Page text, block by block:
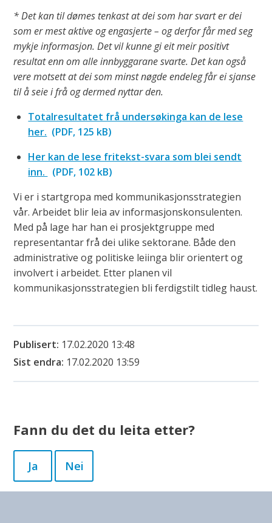
* Det kan til dømes tenkast at dei som har svart er dei
som er mest aktive og engasjerte – og derfor får med seg
mykje informasjon. Det vil kunne gi eit meir positivt
resultat enn om alle innbyggarane svarte. Det kan også
vere motsett at dei som minst nøgde endeleg får ei sjanse
til å seie i frå og dermed nyttar den.
Totalresultatet frå undersøkinga kan de lese
her. (PDF, 125 kB)
Her kan de lese fritekst-svara som blei sendt
inn.
(PDF, 102 kB)
Vi er i startgropa med kommunikasjonsstrategien
vår. Arbeidet blir leia av informasjonskonsulenten.
Med på lage har han ei prosjektgruppe med
representantar frå dei ulike sektorane. Både den
administrative og politiske leiinga blir orientert og
involvert i arbeidet. Etter planen vil
kommunikasjonsstrategien bli ferdigstilt tidleg haust.
Publisert 17.02.2020 13:48
Sist endra 17.02.2020 13:59
Fann du det du leita etter?
Ja Nei